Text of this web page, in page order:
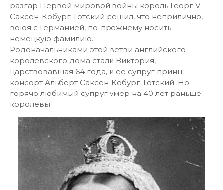
разгар Первой мировой войны король Георг V
Саксен-Кобург-Готский решил, что неприлично,
воюя с Германией, по-прежнему носить
немецкую фамилию.
Родоначальниками этой ветви английского
королевского дома стали Виктория,
царствовавшая 64 года, и ее супруг принц-
консорт Альберт Саксен-Кобург-Готский. Но
горячо любимый супруг умер на 40 лет раньше
королевы.